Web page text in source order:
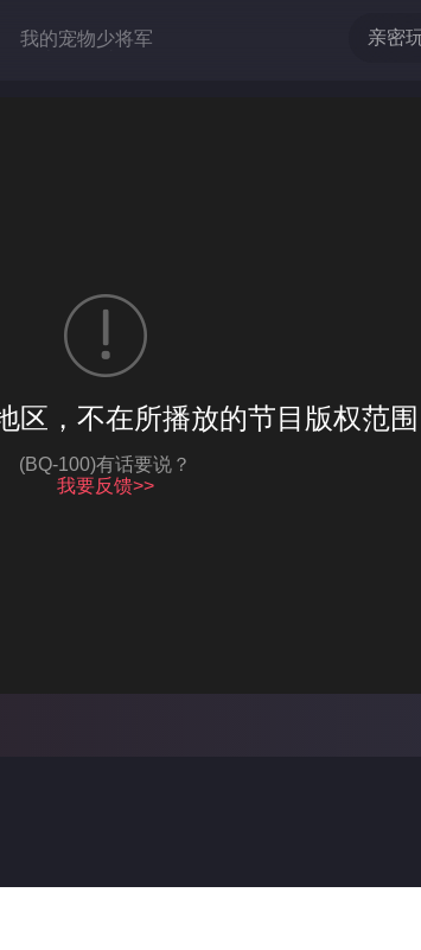
我的宠物少将军
区，不在所播放的节目版权范围
(BQ-100)有话要说？
我要反馈>>
亮度